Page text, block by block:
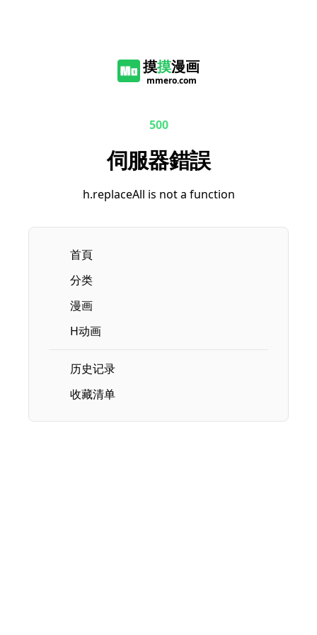
摸摸漫画
mmero.com
500
伺服器錯誤
h.replaceAll is not a function
首頁
分类
漫画
H动画
历史记录
收藏清单